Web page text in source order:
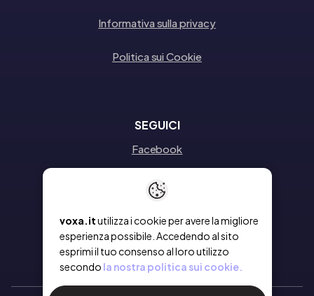
voxa.itutilizza i cookie per avere la migliore
esperienza possibile. Accedendo al sito
esprimi il tuo consenso al loro utilizzo
secondo la nostra politica sui cookie.
Informativa sulla privacy
Politica sui Cookie
SEGUICI
Facebook
Instagram
Linkedin